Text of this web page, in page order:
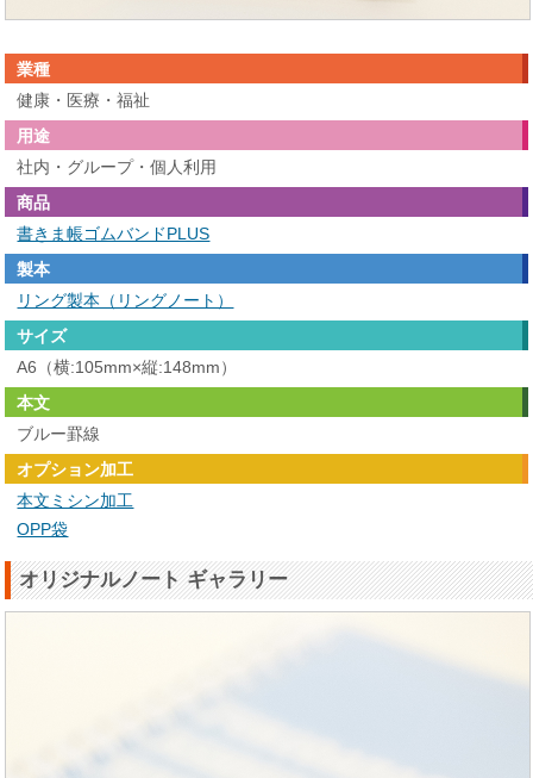
業種
健康・医療・福祉
用途
社内・グループ・個人利用
商品
書きま帳ゴムバンドPLUS
製本
リング製本（リングノート）
サイズ
A6（横:105mm×縦:148mm）
本文
ブルー罫線
オプション加工
本文ミシン加工
OPP袋
オリジナルノート ギャラリー